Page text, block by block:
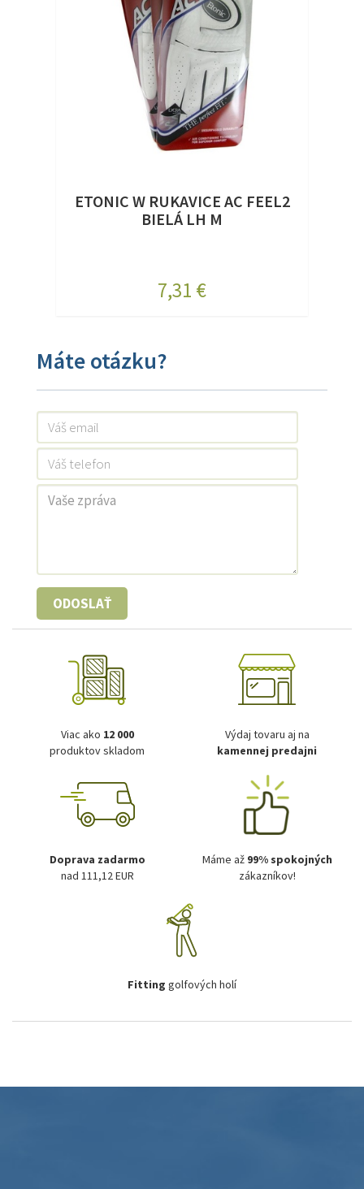
ETONIC W RUKAVICE AC FEEL2
BIELÁ LH M
7,31 €
Máte otázku?
ODOSLAŤ
Viac ako 12 000
produktov skladom
Výdaj tovaru aj na
kamennej predajni
Doprava zadarmo
nad 111,12 EUR
Máme až 99% spokojných
zákazníkov!
Fitting golfových holí